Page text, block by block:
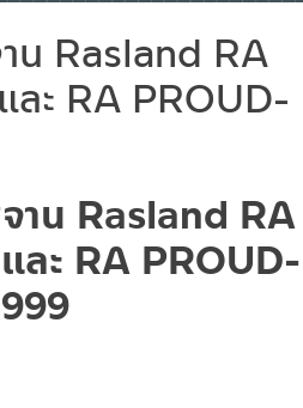
น Rasland RA
ละ RA PROUD-
าน Rasland RA
ละ RA PROUD-
999